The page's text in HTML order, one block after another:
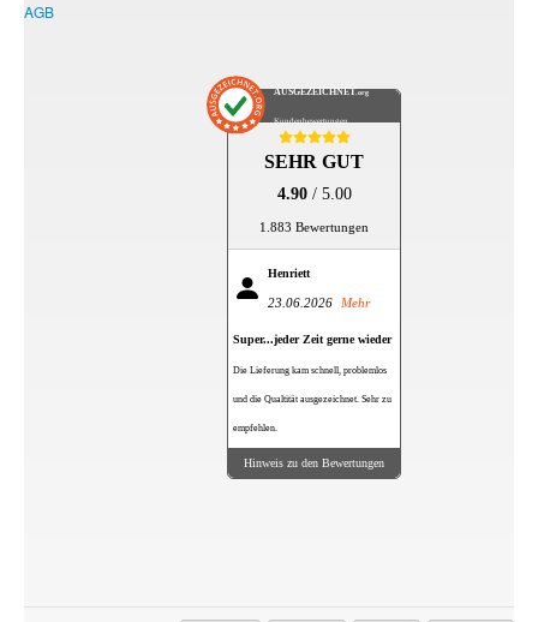
AGB
AUSGEZEICHNET .org
Kundenbewertungen
SEHR GUT
4.90 / 5.00
1.883 Bewertungen
Henriett
23.06.2026 Mehr
Super...jeder Zeit gerne wieder
Die Lieferung kam schnell, problemlos
und die Qualtität ausgezeichnet. Sehr zu
empfehlen.
Hinweis zu den Bewertungen